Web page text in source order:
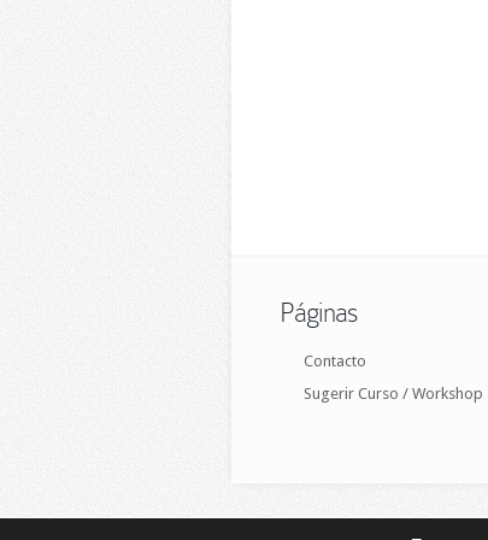
Páginas
Contacto
Sugerir Curso / Workshop